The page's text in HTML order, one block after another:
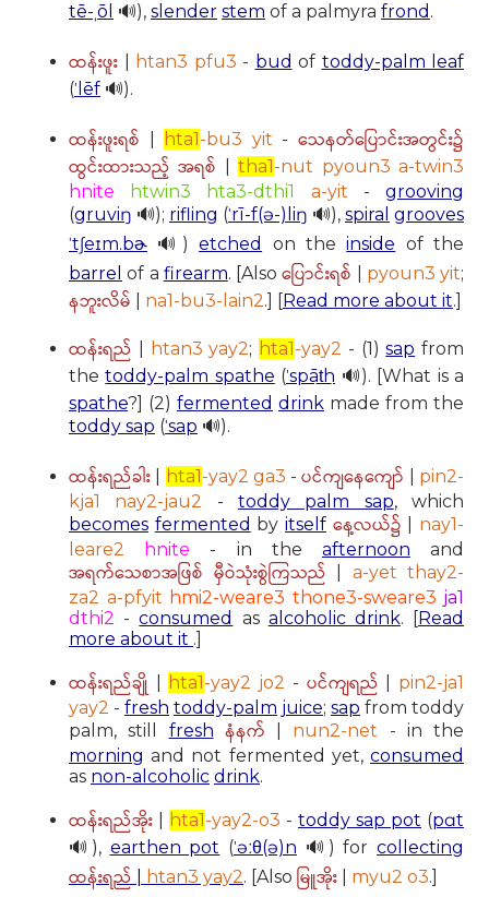
tē-ˌōl 🔊), slender stem of a palmyra frond .
ထန်းဖူး htan3 pfu3 - bud of toddy-palm leaf
(ˈlēf 🔊).
ထန်းဖူးရစ် hta1-bu3 yit -သေနတ်ပြောင်းအတွင်း၌
ထွင်းထားသည့် အရစ် |tha1-nut pyoun3 a-twin3
hnite
htwin3 hta3-dthi1 a-yit -grooving
(gruviŋ 🔊); rifling (ˈrī-f(ə-)liŋ 🔊), spiral grooves
ˈtʃeɪm.bɚ 🔊)etched on theinside of the
barrel of a firearm. [Alsoပြောင်းရစ် pyoun3 yit;
နဘူးလိမ် na1-bu3-lain2.] [Read more about it.]
ထန်းရည် htan3 yay2; hta1-yay2 - (1)sap from
thetoddy-palm spathe (ˈspāt͟h 🔊). [What is a
spathe?] (2) fermented drink made from the
toddy sap (ˈsap 🔊).
ထန်းရည်ခါး hta1-yay2 ga3 -ပင်ကျနေကျော်
pin2-
kja1 nay2-jau2 -toddy palm sap, which
becomes fermented byitself နေ့လယ်၌
nay1-
leare2
hnite - in the afternoon and
အရက်သေစာအဖြစ် မှီဝဲသုံးစွဲကြသည်
a-yet thay2-
za2 a-pfyit hmi2-weare3 thone3-sweare3 ja1
dthi2 -consumed as alcoholic drink. [Read
more about it .]
ထန်းရည်ချို hta1-yay2 jo2 - ပင်ကျရည်
pin2-ja1
yay2 - fresh toddy-palm juice; sap from toddy
palm, still fresh နံနက် nun2-net - in the
morning and not fermented yet, consumed
as non-alcoholic drink.
ထန်းရည်အိုး hta1-yay2-o3 - toddy sap pot (pɑt
🔊), earthen pot (ˈəːθ(ə)n 🔊) for collecting
ထန်းရည် htan3 yay2. [Also မြူအိုး myu2 o3.]